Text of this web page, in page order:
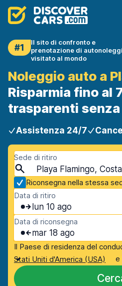
#1
Il sito di confronto e
prenotazione di
visitato al mondo
Noleggio auto a
Risparmia fino al
trasparenti
Assistenza 24/7
Sede di ritiro
Playa Flamingo,
Riconsegna nella stessa
Data di ritiro
lun 10 ago
Data di riconsegna
mar 18 ago
Il Paese di residenza del
Stati Uniti d'America (USA)
e